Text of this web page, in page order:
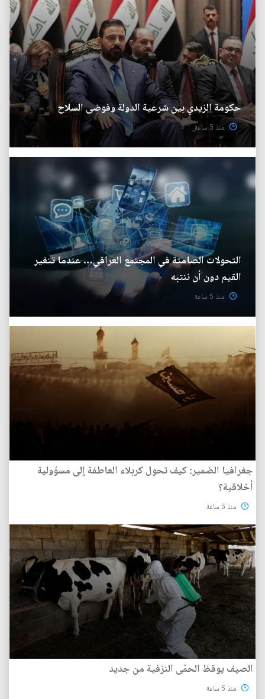
حكومة الزيدي بين شرعية الدولة وفوضى السلاح
منذ 5 ساعة
التحولات الصامتة في المجتمع العراقي… عندما تتغير
القيم دون أن ننتبه
منذ 5 ساعة
جغرافيا الضمير: كيف تحول كربلاء العاطفة إلى مسؤولية
أخلاقية؟
منذ 5 ساعة
الصيف يوقظ الحمّى النزفية من جديد
منذ 5 ساعة